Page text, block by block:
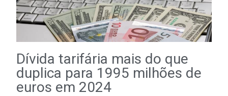
Dívida tarifária mais do que
duplica para 1995 milhões de
euros em 2024